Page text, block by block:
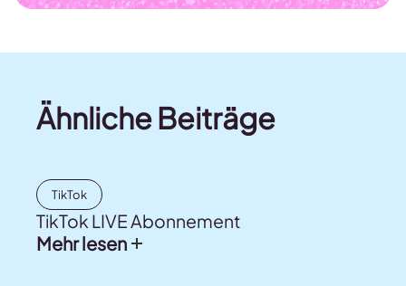
Ähnliche Beiträge
TikTok
TikTok LIVE Abonnement
Mehr lesen